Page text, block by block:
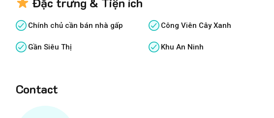
Chính chủ cần bán nhà gấp Công Viên Cây Xanh
Gần Siêu Thị Khu An Ninh
Contact